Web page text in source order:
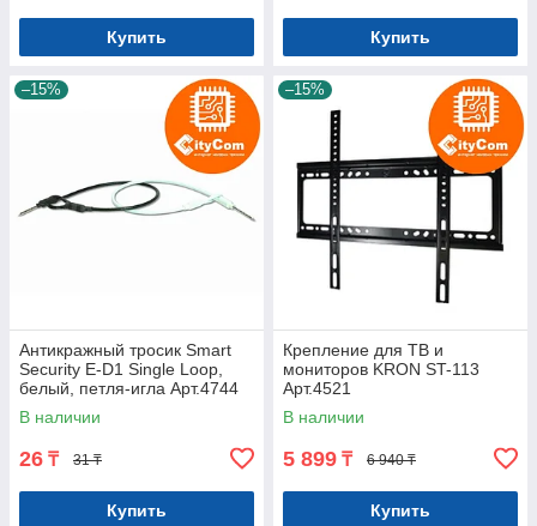
Купить Купить
–15%
Антикражный тросик Smart
Security E-D1 Single Loop,
белый, петля-игла Арт.4744
В наличии
26 ₸ 31 ₸
Купить
–15%
Крепление для ТВ и
мониторов KRON ST-113
Арт.4521
В наличии
5 899 ₸ 6 940 ₸
Купить